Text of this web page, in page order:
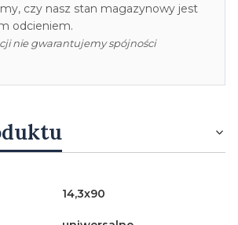
czy nasz stan magazynowy jest
odcieniem.
nie gwarantujemy spójności
14,3x90